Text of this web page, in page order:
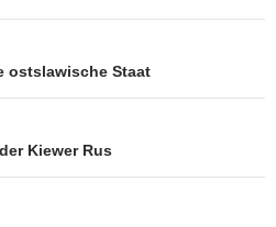
e
g
er
m
o
k
ostslawische Staat
Kiewer Rus